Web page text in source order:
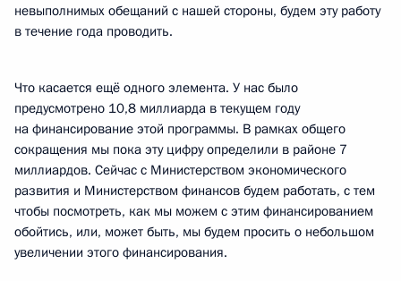
невыполнимых обещаний с нашей стороны, будем эту работу
в течение года проводить.
Что касается ещё одного элемента. У нас было
предусмотрено 10,8 миллиарда в текущем году
на финансирование этой программы. В рамках общего
сокращения мы пока эту цифру определили в районе 7
миллиардов. Сейчас с Министерством экономического
развития и Министерством финансов будем работать, с тем
чтобы посмотреть, как мы можем с этим финансированием
обойтись, или, может быть, мы будем просить о небольшом
увеличении этого финансирования.